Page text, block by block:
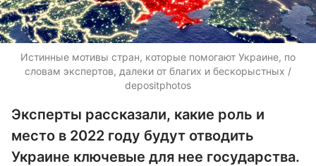
Истинные мотивы стран, которые помогают Украине, по
словам экспертов, далеки от благих и бескорыстных /
depositphotos
Эксперты рассказали, какие роль и
место в 2022 году будут отводить
Украине ключевые для нее государства.